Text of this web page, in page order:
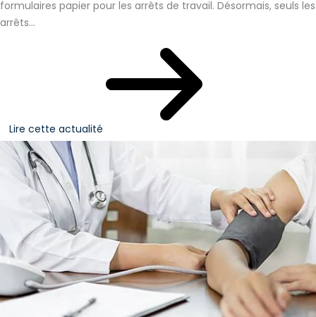
formulaires papier pour les arrêts de travail. Désormais, seuls les
arrêts...
Lire cette actualité